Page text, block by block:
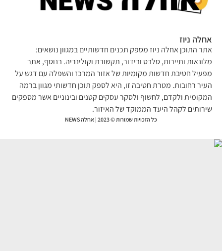
ניוז
התוכן אחלה ניוז מספק תכנים חדשותיים במגוון נושאים:
ותיירות, סלבס ובידור, תקשורת וקולינריה. בנוסף, אתר
חטיבת חדשות מקומיות של אזור המרכז והשפלה עם דגש על
רחובות. מטרת חטיבה זו, היא לספק תוכן חדשותי מגוון ברמה
ולקדם, לחשוף ולסקר עסקים קטנים ובינוניים אשר מספקים
לקהל היעד הממוקד של האיזור.
כל הזכויות שמורות © 2023 | אחלה NEWS